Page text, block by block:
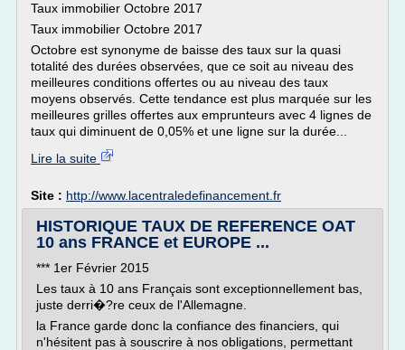
Taux immobilier Octobre 2017
Taux immobilier Octobre 2017
Octobre est synonyme de baisse des taux sur la quasi
totalité des durées observées, que ce soit au niveau des
meilleures conditions offertes ou au niveau des taux
moyens observés. Cette tendance est plus marquée sur les
meilleures grilles offertes aux emprunteurs avec 4 lignes de
taux qui diminuent de 0,05% et une ligne sur la durée...
Lire la suite
Site : http://www.lacentraledefinancement.fr
HISTORIQUE TAUX DE REFERENCE OAT
10 ans FRANCE et EUROPE ...
*** 1er Février 2015
Les taux à 10 ans Français sont exceptionnellement bas,
juste derri�?re ceux de l'Allemagne.
la France garde donc la confiance des financiers, qui
n'hésitent pas à souscrire à nos obligations, permettant